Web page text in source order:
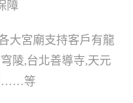
障
大宮廟支持客戶有龍
陵,台北善導寺,天元
……等